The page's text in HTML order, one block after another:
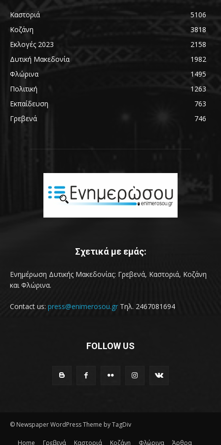
Καστοριά
5106
Κοζάνη
3818
Εκλογές 2023
2158
Δυτική Μακεδονία
1982
Φλώρινα
1495
Πολιτική
1263
Εκπαίδευση
763
Γρεβενά
746
Σχετικά με εμάς:
Ενημέρωση Δυτικής Μακεδονίας: Γρεβενά, Καστοριά, Κοζάνη
και Φλώρινα.
Contact us: press@enimerosou.gr Τηλ. 2467081694
FOLLOW US
© Newspaper WordPress Theme by TagDiv
Home Γρεβενά Καστοριά Κοζάνη Φλώρινα Άρθρα